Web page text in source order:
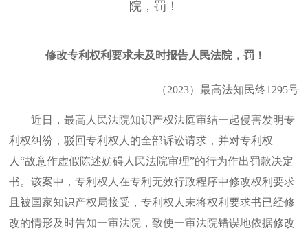
院，罚！
修改专利权利要求未及时报告人民法院，罚！
——（2023）最高法知民终1295号
近日，最高人民法院知识产权法庭审结一起侵害发明专
利权纠纷，驳回专利权人的全部诉讼请求，并对专利权
人“故意作虚假陈述妨碍人民法院审理”的行为作出罚款决定
书。该案中，专利权人在专利无效行政程序中修改权利要求
且被国家知识产权局接受，专利权人未将权利要求书已经修
改的情形及时告知一审法院，致使一审法院错误地依据修改